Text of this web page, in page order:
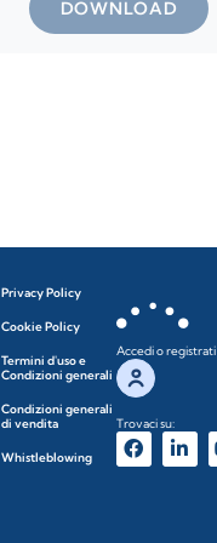
DOWNLOAD
Privacy Policy
Cookie Policy
Termini d'uso e
Condizioni generali
Condizioni generali
di vendita
Whistleblowing
Accedi o registrati
Trovaci su: